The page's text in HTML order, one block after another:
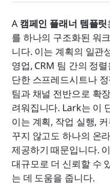
A 캠페인 플래너 템플릿
를 하나의 구조화된 워
니다. 이는 계획의 일관
영업, CRM 팀 간의 정
단한 스프레드시트나
팀과 채널 전반으로 확
려워집니다. Lark는 이
이는 계획, 작업 실행,
꾸지 않고도 하나의 온
제공하기 때문입니다.
대규모로 더 신뢰할 수
는 데 도움을 줍니다.
손쉽게 계획하세요:
로로 캠페인을 설계
캠페인을 계획할 때
결론
자주 묻는 질문
관련 읽기